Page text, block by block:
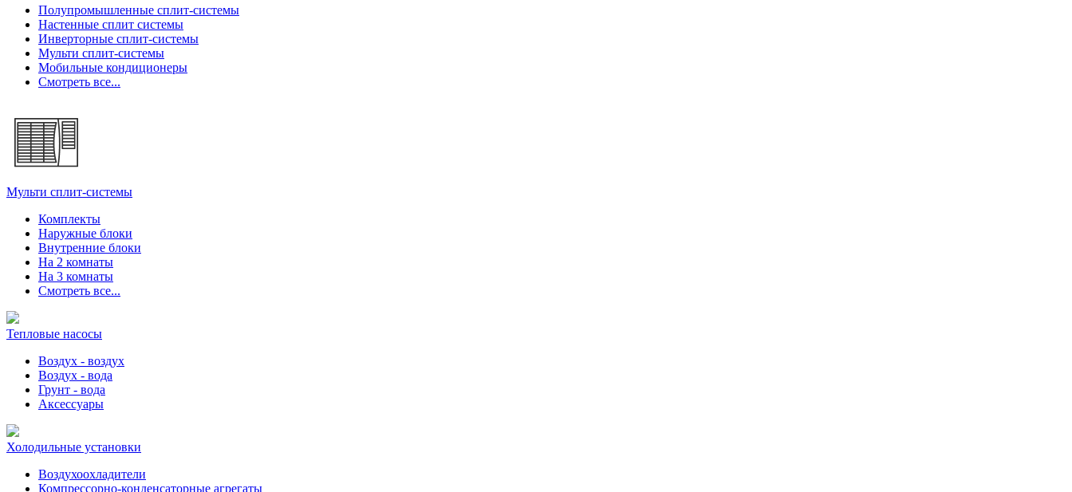
Полупромышленные сплит-системы
Настенные сплит системы
Инверторные сплит-системы
Мульти сплит-системы
Мобильные кондиционеры
Смотреть все...
Мульти сплит-системы
Комплекты
Наружные блоки
Внутренние блоки
На 2 комнаты
На 3 комнаты
Смотреть все...
Тепловые насосы
Воздух - воздух
Воздух - вода
Грунт - вода
Аксессуары
Холодильные установки
Воздухоохладители
Компрессорно-конденсаторные агрегаты